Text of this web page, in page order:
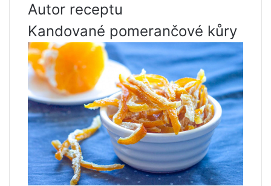
Autor receptu
Kandované pomerančové kůry